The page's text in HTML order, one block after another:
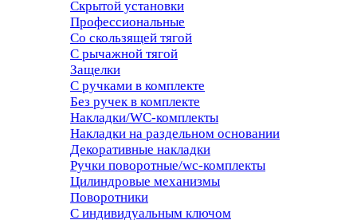
Скрытой установки
Профессиональные
Со скользящей тягой
С рычажной тягой
Защелки
С ручками в комплекте
Без ручек в комплекте
Накладки/WC-комплекты
Накладки на раздельном основании
Декоративные накладки
Ручки поворотные/wc-комплекты
Цилиндровые механизмы
Поворотники
С индивидуальным ключом